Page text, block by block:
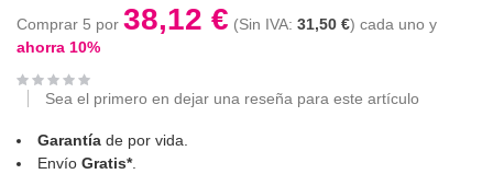
Comprar 5 por 38,12 € 31,50 € cada uno y
ahorra 10%
Sea el primero en dejar una reseña para este artículo
Garantía de por vida.
Envío Gratis*.